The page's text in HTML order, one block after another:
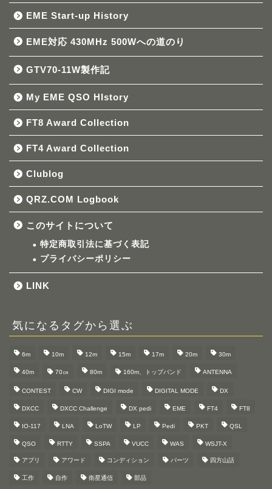
EME Start-up History
EME対応 430MHz 500Wへの道のり
GTV70-11W製作記
My EME QSO HIstory
FT8 Award Collection
FT4 Award Collection
Clublog
QRZ.COM Logbook
このサイトについて
特定商取引法に基づく表記
プライバシーポリシー
LINK
気になるタグから選ぶ
6m 10m 12m 15m 17m 20m 30m
40m 70㎝ 80m 160m、トップバンド ANTENNA
CONTEST CW DIGI mode DIGITAL MODE DX
DXCC DXCC Challenge DX pedi EME FT4 FT8
IO-117 LNA LoTW LP Pedi PKT QSL
QSO RTTY SSPA VUCC WAS WSJT-X
アプリ アワード コンディション パーツ 四方山話
工作 自作 衛星通信 部品